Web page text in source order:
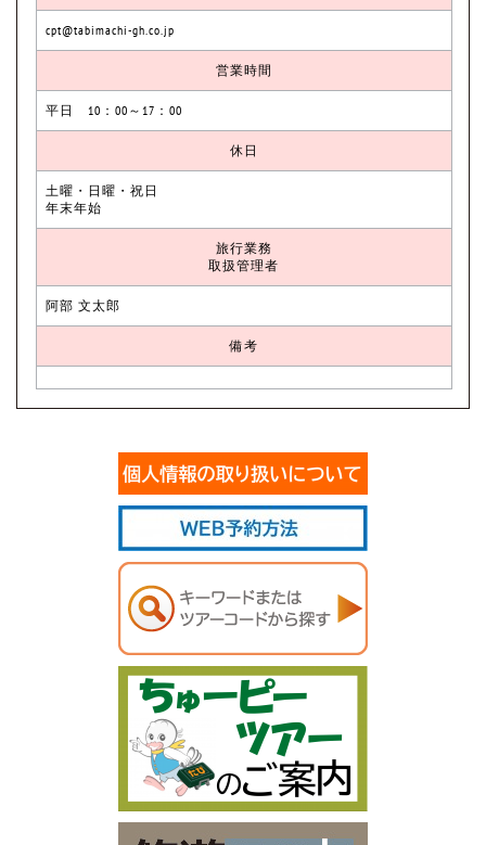
cpt@tabimachi-gh.co.jp
営業時間
平日 10：00～17：00
休日
土曜・日曜・祝日
年末年始
旅行業務
取扱管理者
阿部 文太郎
備考